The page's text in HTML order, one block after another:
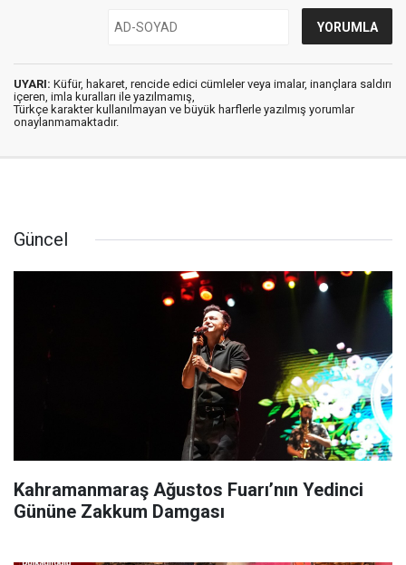
UYARI: Küfür, hakaret, rencide edici cümleler veya imalar, inançlara saldırı
içeren, imla kuralları ile yazılmamış,
Türkçe karakter kullanılmayan ve büyük harflerle yazılmış yorumlar
onaylanmamaktadır.
Güncel
Kahramanmaraş Ağustos Fuarı’nın Yedinci
Gününe Zakkum Damgası